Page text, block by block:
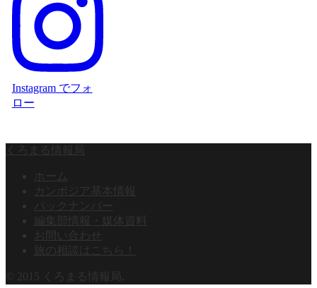
Instagram でフォ
ロー
くろまる情報局
ホーム
カンボジア基本情報
バックナンバー
編集部情報・媒体資料
お問い合わせ
旅の相談はこちら！
© 2015 くろまる情報局.